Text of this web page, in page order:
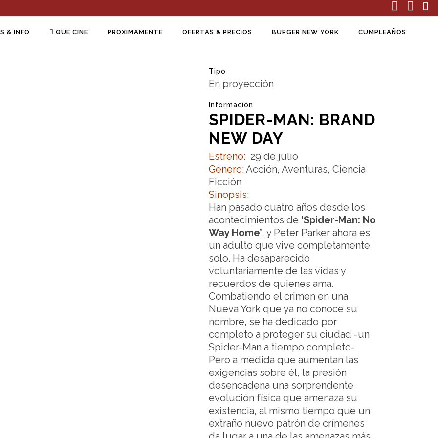
& INFO QUE CINE PROXIMAMENTE OFERTAS & PRECIOS BURGER NEW YORK CUMPLEAÑOS
Tipo
En proyección
Información
SPIDER-MAN: BRAND
NEW DAY
Estreno: 29 de julio
Género:Acción, Aventuras, Ciencia
Ficción
Sinopsis:
Han pasado cuatro años desde los
acontecimientos de ‘Spider-Man: No
Way Home’, y Peter Parker ahora es
un adulto que vive completamente
solo. Ha desaparecido
voluntariamente de las vidas y
recuerdos de quienes ama.
Combatiendo el crimen en una
Nueva York que ya no conoce su
nombre, se ha dedicado por
completo a proteger su ciudad -un
Spider-Man a tiempo completo-.
Pero a medida que aumentan las
exigencias sobre él, la presión
desencadena una sorprendente
evolución física que amenaza su
existencia, al mismo tiempo que un
extraño nuevo patrón de crímenes